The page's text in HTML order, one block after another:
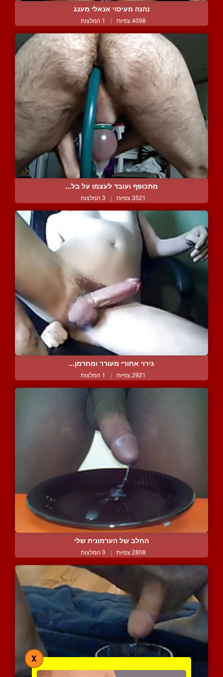
נהנה מעיסוי אנאלי מענג
4098 צפיות | 1 המלצות
מתכופף ועובד לעצמו על בל...
3521 צפיות | 3 המלצות
גירוי אחורי מעורר ומחרמן...
2921 צפיות | 1 המלצות
החלב של הערמונית שלי
2808 צפיות | 0 המלצות
X